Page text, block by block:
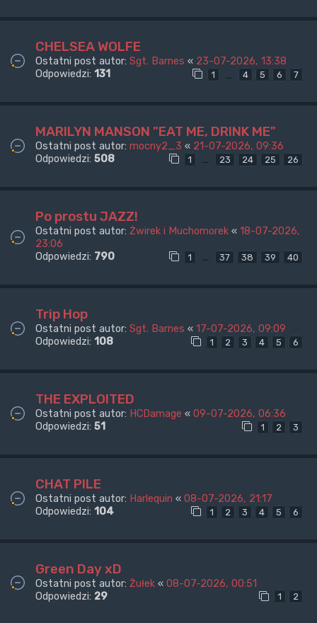
CHELSEA WOLFE
Ostatni post autor: Sgt. Barnes « 23-07-2026, 13:38
Odpowiedzi: 131 1 4 5 6 7
MARILYN MANSON "EAT ME, DRINK ME"
Ostatni post autor: mocny2_3 « 21-07-2026, 09:36
Odpowiedzi: 508 1 … 23 24 25 26
Po prostu JAZZ!
Ostatni post autor: Żwirek i Muchomorek « 18-07-2026,
23:06
Odpowiedzi: 790 1 … 37 38 39 40
Trip Hop
Ostatni post autor: Sgt. Barnes « 17-07-2026, 09:09
Odpowiedzi: 108 1 2 3 4 5 6
THE EXPLOITED
Ostatni post autor: HCDamage « 09-07-2026, 06:36
Odpowiedzi: 51 1 2 3
CHAT PILE
Ostatni post autor: Harlequin « 08-07-2026, 21:17
Odpowiedzi: 104 1 2 3 4 5 6
Green Day xD
Ostatni post autor: Żułek « 08-07-2026, 00:51
Odpowiedzi: 29 1 2